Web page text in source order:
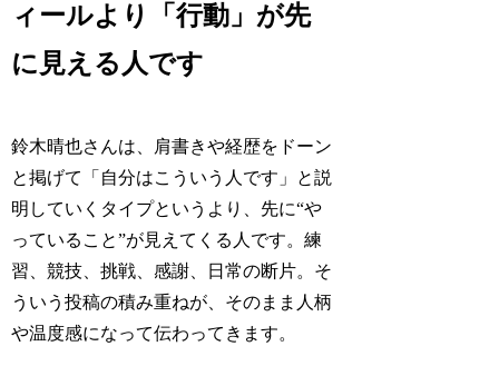
ィールより「行動」が先
に見える人です
鈴木晴也さんは、肩書きや経歴をドーン
と掲げて「自分はこういう人です」と説
明していくタイプというより、先に“や
っていること”が見えてくる人です。練
習、競技、挑戦、感謝、日常の断片。そ
ういう投稿の積み重ねが、そのまま人柄
や温度感になって伝わってきます。